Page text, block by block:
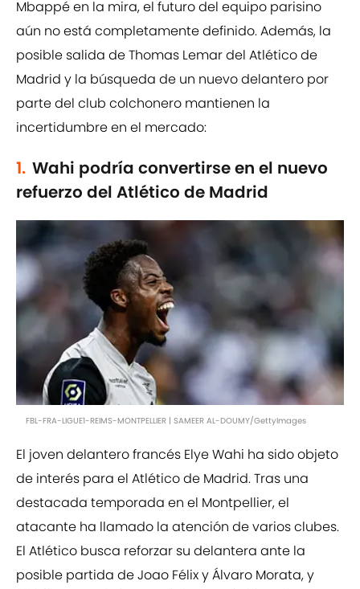
Mbappé en la mira, el futuro del equipo parisino
aún no está completamente definido. Además, la
posible salida de Thomas Lemar del Atlético de
Madrid y la búsqueda de un nuevo delantero por
parte del club colchonero mantienen la
incertidumbre en el mercado:
1. Wahi podría convertirse en el nuevo
refuerzo del Atlético de Madrid
FBL-FRA-LIGUE1-REIMS-MONTPELLIER | SAMEER AL-DOUMY/GettyImages
El joven delantero francés Elye Wahi ha sido objeto
de interés para el Atlético de Madrid. Tras una
destacada temporada en el Montpellier, el
atacante ha llamado la atención de varios clubes.
El Atlético busca reforzar su delantera ante la
posible partida de Joao Félix y Álvaro Morata, y